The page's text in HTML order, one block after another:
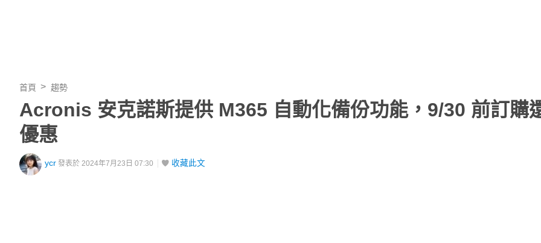
首頁 趨勢
Acronis 安克諾斯提供 M365 自動化備份功能，9/30 前訂購
優惠
ycr 發表於 2024年7月23日 07:30 收藏此文